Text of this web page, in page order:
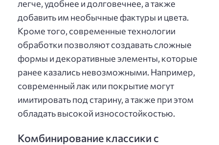
легче, удобнее и долговечнее, а также
добавить им необычные фактуры и цвета.
Кроме того, современные технологии
обработки позволяют создавать сложные
формы и декоративные элементы, которые
ранее казались невозможными. Например,
современный лак или покрытие могут
имитировать под старину, а также при этом
обладать высокой износостойкостью.
Комбинирование классики с